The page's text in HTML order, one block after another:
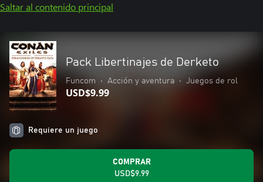
Saltar al contenido principal
Pack Libertinajes de Derketo
Funcom • Acción y aventura • Juegos de rol
USD$9.99
Requiere un juego
COMPRAR
USD$9.99